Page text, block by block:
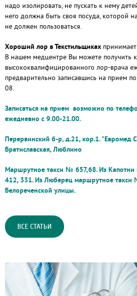
надо изолировать, не пускать к нему
него должна быть своя посуда, которой
не должен пользоваться.
Хороший лор в Текстильщиках
В нашем медцентре Вы можете получить
высококвалифицированного лор-врача
предварительно записавшись на прием
08.
Записаться на прием возможно по
ежедневно с 9.00-21.00.
Перервинский б-р, д.21, кор.1. "Евромед
Братиславская, Люблино
Маршрутное такси № 657,68.Из Капотни
412, 331. Из Люберец маршрутное
Белореченской улицы.
ВСЕ СТАТЬИ